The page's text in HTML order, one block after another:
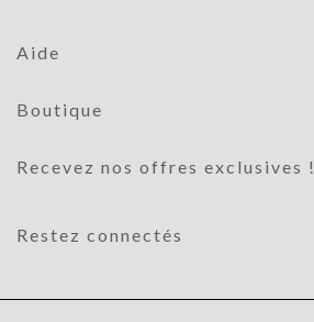
Aide
Boutique
Recevez nos offres exclusives !
Restez connectés